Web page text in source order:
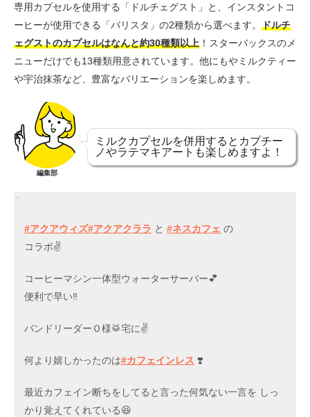
専用カプセルを使用する「ドルチェグスト」と、インスタントコ
ーヒーが使用できる「バリスタ」の2種類から選べます。 ドルチ
ェグストのカプセルはなんと約30種類以上 ！スターバックスのメ
ニューだけでも13種類用意されています。他にもやミルクティー
や宇治抹茶など、豊富なバリエーションを楽しめます。
編集部
ミルクカプセルを併用するとカプチー
ノやラテマキアートも楽しめますよ！
#アクアウィズ#アクアクララ と #ネスカフェ の
コラボ✌️
コーヒーマシン一体型ウォーターサーバー💕
便利で早い‼️
バンドリーダーＯ様🥁宅に✌️
何より嬉しかったのは#カフェインレス ❣️
最近カフェイン断ちをしてると言った何気ない一言を しっ
かり覚えてくれている😆